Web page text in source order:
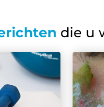
die u